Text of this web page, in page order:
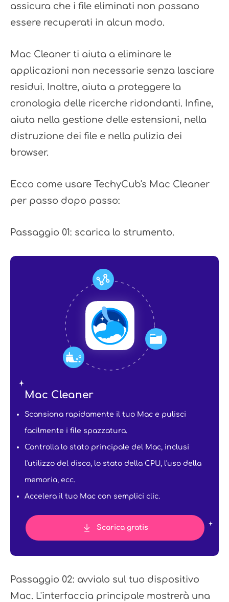
assicura che i file eliminati non possano
essere recuperati in alcun modo.
Mac Cleaner ti aiuta a eliminare le
applicazioni non necessarie senza lasciare
residui. Inoltre, aiuta a proteggere la
cronologia delle ricerche ridondanti. Infine,
aiuta nella gestione delle estensioni, nella
distruzione dei file e nella pulizia dei
browser.
Ecco come usare TechyCub's Mac Cleaner
per passo dopo passo:
Passaggio 01: scarica lo strumento.
Mac Cleaner
Scansiona rapidamente il tuo Mac e pulisci
facilmente i file spazzatura.
Controlla lo stato principale del Mac, inclusi
l'utilizzo del disco, lo stato della CPU, l'uso della
memoria, ecc.
Accelera il tuo Mac con semplici clic.
Scarica gratis
Passaggio 02: avvialo sul tuo dispositivo
Mac. L'interfaccia principale mostrerà una